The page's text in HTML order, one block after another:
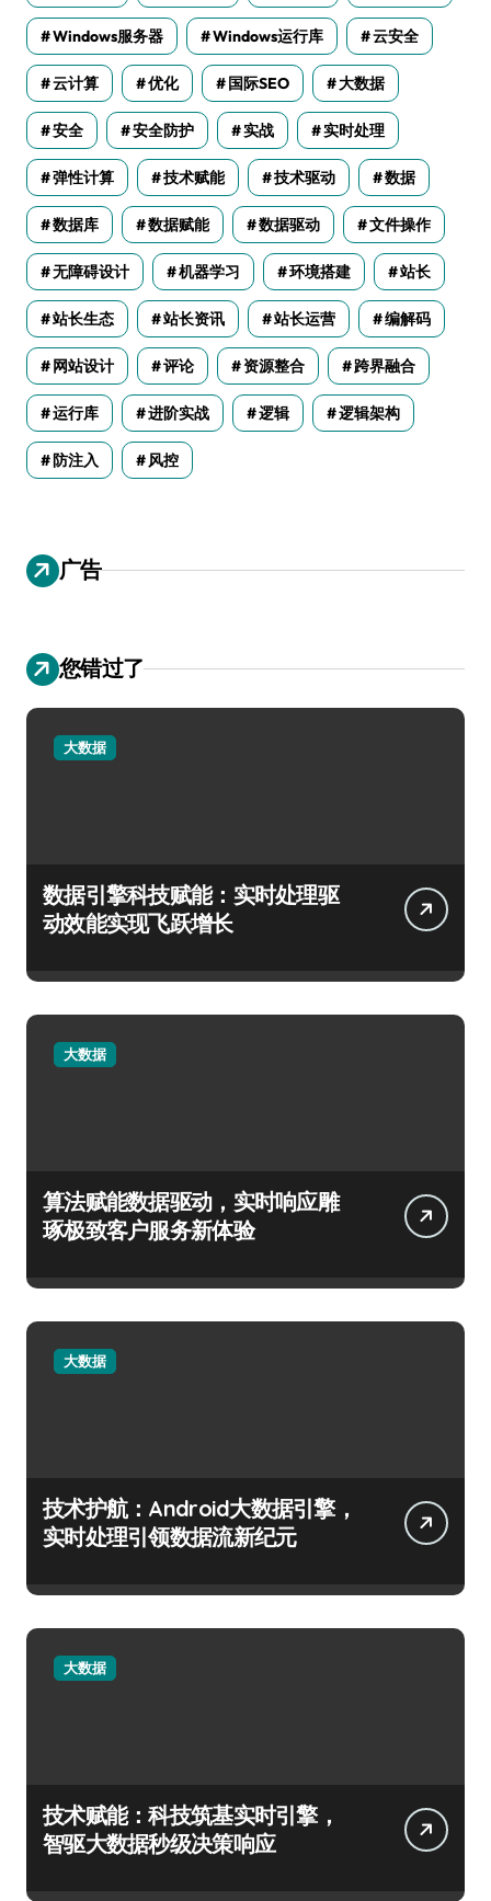
Windows服务器 Windows运行库 云安全
云计算 优化 国际SEO 大数据
安全 安全防护 实战 实时处理
弹性计算 技术赋能 技术驱动 数据
数据库 数据赋能 数据驱动 文件操作
无障碍设计 机器学习 环境搭建 站长
站长生态 站长资讯 站长运营 编解码
网站设计 评论 资源整合 跨界融合
运行库 进阶实战 逻辑 逻辑架构
防注入 风控
广告
您错过了
大数据
数据引擎科技赋能：实时处理驱
动效能实现飞跃增长
大数据
算法赋能数据驱动，实时响应雕
琢极致客户服务新体验
大数据
技术护航：Android大数据引擎，
实时处理引领数据流新纪元
大数据
技术赋能：科技筑基实时引擎，
智驱大数据秒级决策响应